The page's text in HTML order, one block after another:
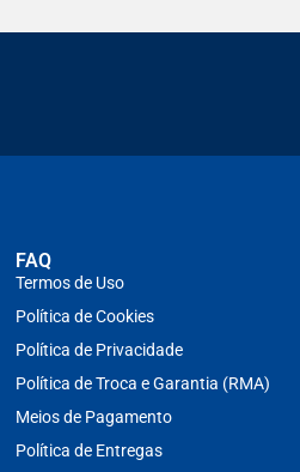
FAQ
Termos de Uso
Política de Cookies
Política de Privacidade
Política de Troca e Garantia (RMA)
Meios de Pagamento
Política de Entregas